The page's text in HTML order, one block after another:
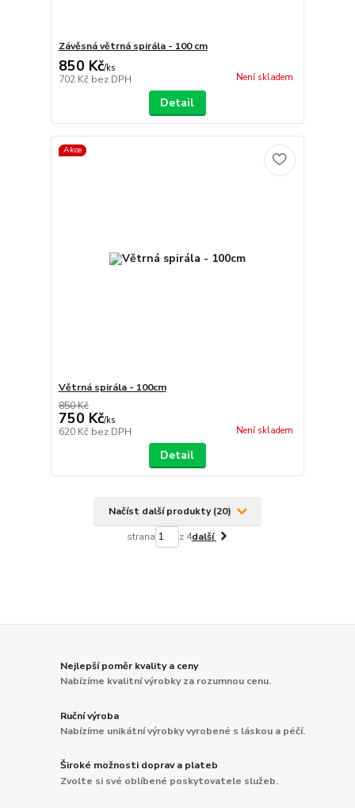
Závěsná větrná spirála - 100 cm
850 Kč/ks
702 Kč bez DPH Není skladem
Detail
Akce
Větrná spirála - 100cm
850 Kč
750 Kč/ks
620 Kč bez DPH Není skladem
Detail
Načíst další produkty (20)
strana z 4další
Nejlepší poměr kvality a ceny
Nabízíme kvalitní výrobky za rozumnou cenu.
Ruční výroba
Nabízíme unikátní výrobky vyrobené s láskou a péčí.
Široké možnosti doprav a plateb
Zvolte si své oblíbené poskytovatele služeb.